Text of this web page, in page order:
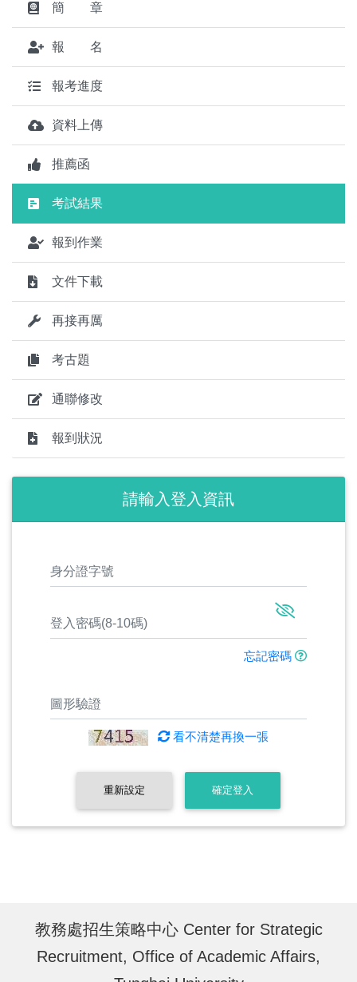
簡 章
報 名
報考進度
資料上傳
推薦函
考試結果
報到作業
文件下載
再接再厲
考古題
通聯修改
報到狀況
請輸入登入資訊
忘記密碼
看不清楚再換一張
重新設定 確定登入
教務處招生策略中心 Center for Strategic
Recruitment, Office of Academic Affairs,